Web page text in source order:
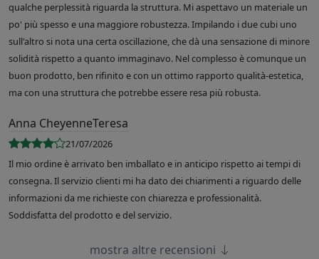
qualche perplessità riguarda la struttura. Mi aspettavo un materiale un
po' più spesso e una maggiore robustezza. Impilando i due cubi uno
sull'altro si nota una certa oscillazione, che dà una sensazione di minore
solidità rispetto a quanto immaginavo. Nel complesso è comunque un
buon prodotto, ben rifinito e con un ottimo rapporto qualità-estetica,
ma con una struttura che potrebbe essere resa più robusta.
Anna CheyenneTeresa
21/07/2026
Il mio ordine è arrivato ben imballato e in anticipo rispetto ai tempi di
consegna. Il servizio clienti mi ha dato dei chiarimenti a riguardo delle
informazioni da me richieste con chiarezza e professionalità.
Soddisfatta del prodotto e del servizio.
mostra altre recensioni